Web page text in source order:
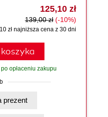
125,10 zł
139,00 zł (-10%)
zł najniższa cena z 30 dni
opłaceniu zakupu
Kup na prezent